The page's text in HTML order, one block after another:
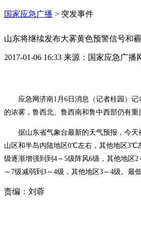
国家应急广播 > 突发事件
山东将继续发布大雾黄色预警信号和
2017-01-06 16:33 来源： 国家应急广播
应急网济南1 月 6 日 消息（记者桂园）记
的浓雾，鲁西北、鲁西南和鲁中西部仍有重
据山东省气象台最新的天气预报，今
山区和半岛内陆地区0℃左右，其他地区3℃
级逐渐增强到到 4 ～ 5级阵风6级，其他地区2
～ 7级减弱到 3 ～ 4级，其他地区3 ～ 4级。最
责编： 刘蓉